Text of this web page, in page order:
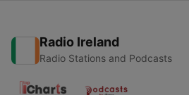
Radio Ireland
Radio Stations and Podcasts